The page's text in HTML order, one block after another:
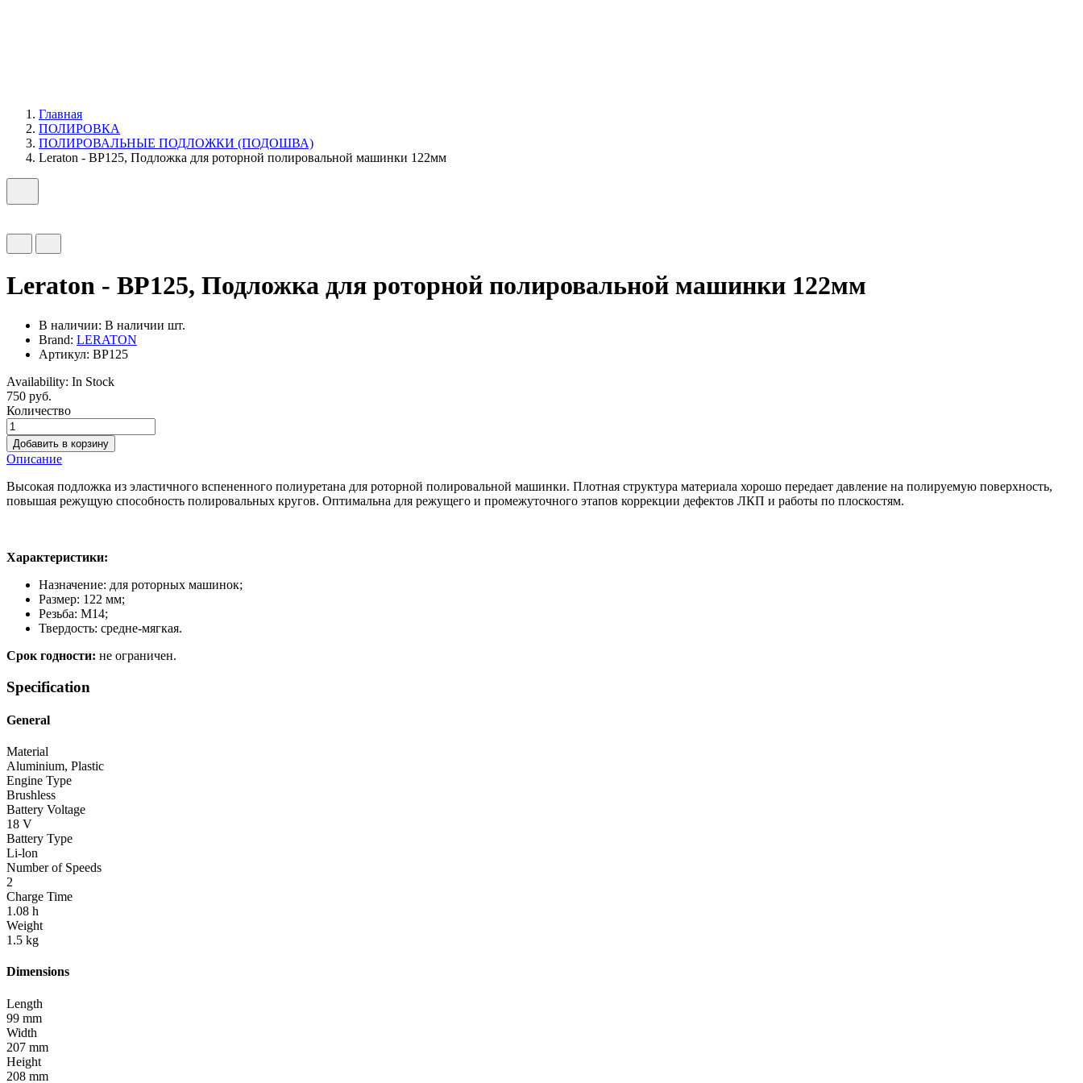
Главная
ПОЛИРОВКА
ПОЛИРОВАЛЬНЫЕ ПОДЛОЖКИ (ПОДОШВА)
Leraton - BP125, Подложка для роторной полировальной машинки 122мм
Leraton - BP125, Подложка для роторной полировальной машинки 122мм
В наличии: В наличии шт.
Brand: LERATON
Артикул: BP125
Availability: In Stock
750 руб.
Количество
Добавить в корзину
Описание
Высокая подложка из эластичного вспененного полиуретана для роторной полировальной машинки. Плотная структура материала хорошо передает давление на полируемую поверхность,
повышая режущую способность полировальных кругов. Оптимальна для режущего и промежуточного этапов коррекции дефектов ЛКП и работы по плоскостям.
Характеристики:
Назначение: для роторных машинок;
Размер: 122 мм;
Резьба: М14;
Твердость: средне-мягкая.
Срок годности: не ограничен.
Specification
General
Material
Aluminium, Plastic
Engine Type
Brushless
Battery Voltage
18 V
Battery Type
Li-lon
Number of Speeds
2
Charge Time
1.08 h
Weight
1.5 kg
Dimensions
Length
99 mm
Width
207 mm
Height
208 mm